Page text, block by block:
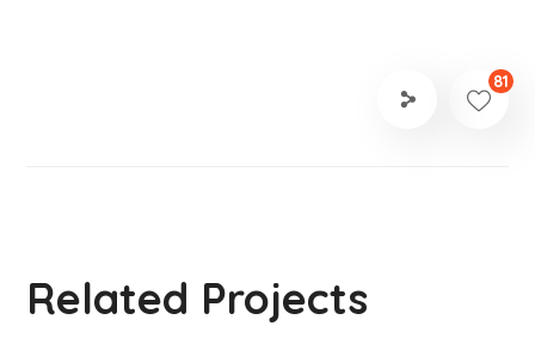
81
Related Projects